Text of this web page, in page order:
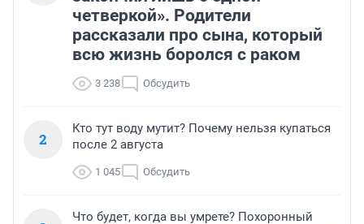
четверкой». Родители
рассказали про сына, который
всю жизнь боролся с раком
3 238 Обсудить
2
Кто тут воду мутит? Почему нельзя купаться
после 2 августа
1 045 Обсудить
Что будет, когда вы умрете? Похоронный